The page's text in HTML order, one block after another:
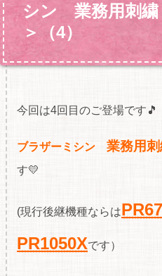
シン 業務用刺繍
＞（4）
今回は4回目のご登場です🎵
ブラザーミシン 業務用
す💛
(現行後継機種ならは
PR1050Xです）